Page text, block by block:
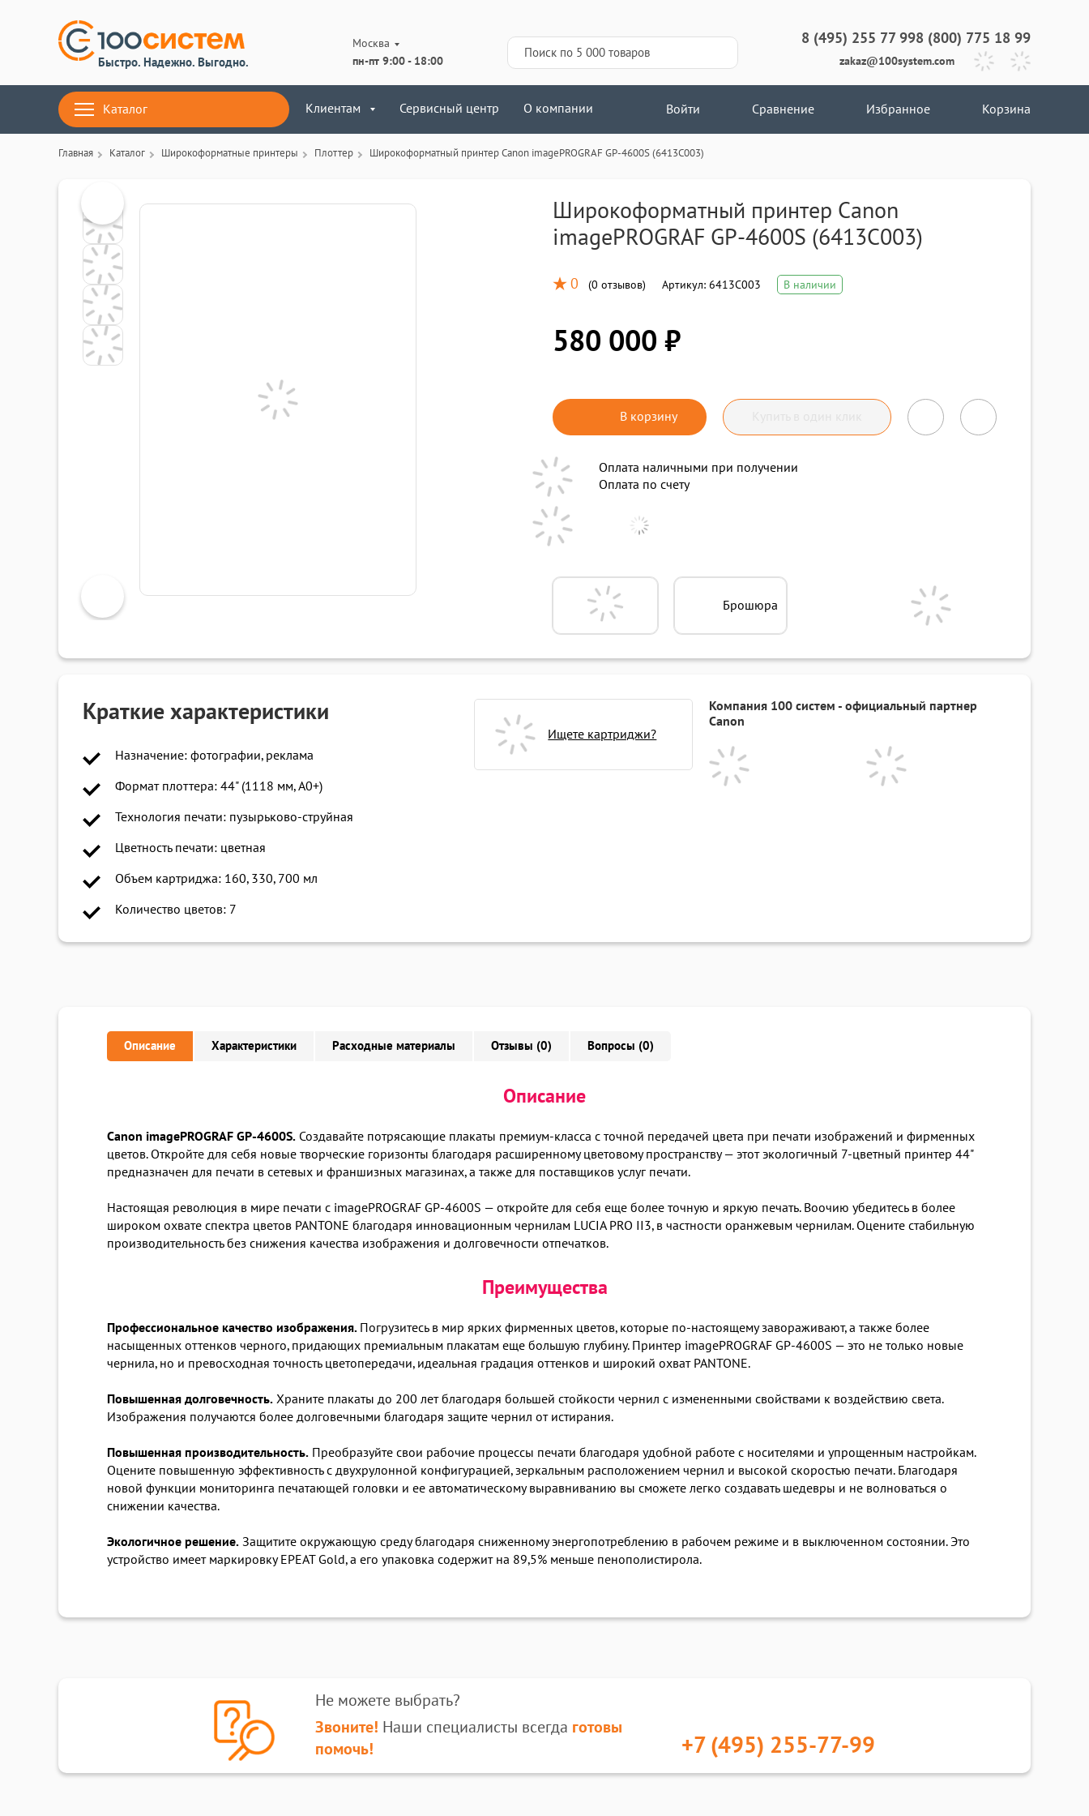
Быстро. Надежно. Выгодно.
Москва
пн-пт 9:00 - 18:00
8 (495) 255 77 998 (800) 775 18 99
zakaz@100system.com
Каталог Клиентам Сервисный центр О компании Войти Сравнение Избранное Корзина
Главная Каталог Широкоформатные принтеры Плоттер Широкоформатный принтер Canon imagePROGRAF GP-4600S (6413C003)
Широкоформатный принтер Canon
imagePROGRAF GP-4600S (6413C003)
0 (0 отзывов) Артикул: 6413C003 В наличии
580 000 ₽
В корзину
Оплата наличными при получении
Оплата по счету
Брошюра
Краткие характеристики
Назначение: фотографии, реклама
Формат плоттера: 44" (1118 мм, A0+)
Технология печати: пузырьково-струйная
Цветность печати: цветная
Объем картриджа: 160, 330, 700 мл
Количество цветов: 7
Ищете картриджи?
Компания 100 систем - официальный партнер
Canon
Описание Характеристики Расходные материалы Отзывы (0) Вопросы (0)
Описание
Canon imagePROGRAF GP-4600S. Создавайте потрясающие плакаты премиум-класса с точной передачей цвета при печати изображений и фирменных
цветов. Откройте для себя новые творческие горизонты благодаря расширенному цветовому пространству — этот экологичный 7-цветный принтер 44"
предназначен для печати в сетевых и франшизных магазинах, а также для поставщиков услуг печати.
Настоящая революция в мире печати с imagePROGRAF GP-4600S — откройте для себя еще более точную и яркую печать. Воочию убедитесь в более
широком охвате спектра цветов PANTONE благодаря инновационным чернилам LUCIA PRO II3, в частности оранжевым чернилам. Оцените стабильную
производительность без снижения качества изображения и долговечности отпечатков.
Преимущества
Профессиональное качество изображения. Погрузитесь в мир ярких фирменных цветов, которые по-настоящему завораживают, а также более
насыщенных оттенков черного, придающих премиальным плакатам еще большую глубину. Принтер imagePROGRAF GP-4600S — это не только новые
чернила, но и превосходная точность цветопередачи, идеальная градация оттенков и широкий охват PANTONE.
Повышенная долговечность. Храните плакаты до 200 лет благодаря большей стойкости чернил с измененными свойствами к воздействию света.
Изображения получаются более долговечными благодаря защите чернил от истирания.
Повышенная производительность. Преобразуйте свои рабочие процессы печати благодаря удобной работе с носителями и упрощенным настройкам.
Оцените повышенную эффективность с двухрулонной конфигурацией, зеркальным расположением чернил и высокой скоростью печати. Благодаря
новой функции мониторинга печатающей головки и ее автоматическому выравниванию вы сможете легко создавать шедевры и не волноваться о
снижении качества.
Экологичное решение. Защитите окружающую среду благодаря сниженному энергопотреблению в рабочем режиме и в выключенном состоянии. Это
устройство имеет маркировку EPEAT Gold, а его упаковка содержит на 89,5% меньше пенополистирола.
Не можете выбрать?
Звоните! Наши специалисты всегда готовы
помочь!
+7 (495) 255-77-99